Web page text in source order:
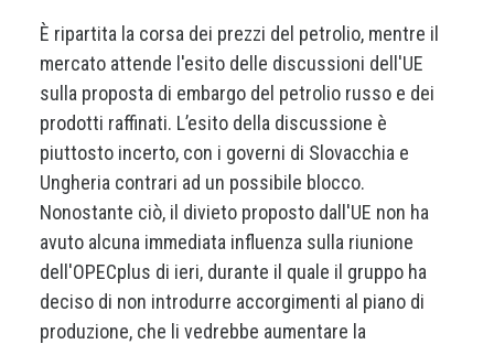
È ripartita la corsa dei prezzi del petrolio, mentre il
mercato attende l'esito delle discussioni dell'UE
sulla proposta di embargo del petrolio russo e dei
prodotti raffinati. L’esito della discussione è
piuttosto incerto, con i governi di Slovacchia e
Ungheria contrari ad un possibile blocco.
Nonostante ciò, il divieto proposto dall'UE non ha
avuto alcuna immediata influenza sulla riunione
dell'OPECplus di ieri, durante il quale il gruppo ha
deciso di non introdurre accorgimenti al piano di
produzione, che li vedrebbe aumentare la